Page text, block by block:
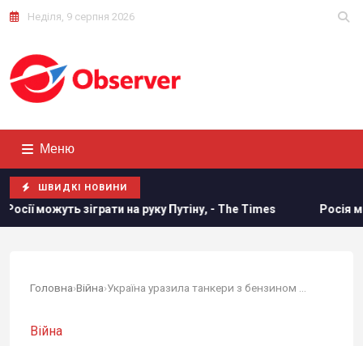
Неділя, 9 серпня 2026
Меню
ШВИДКІ НОВИНИ
на руку Путіну, - The Times Росія може
Головна›Війна›
Війна